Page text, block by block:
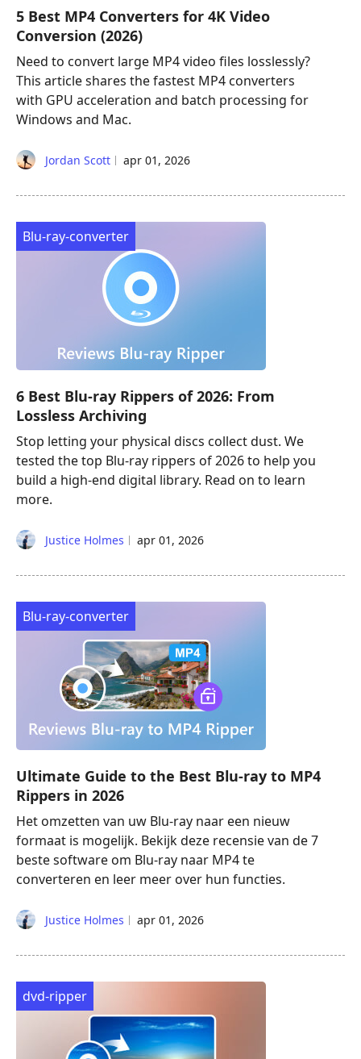
5 Best MP4 Converters for 4K Video
Conversion (2026)
Need to convert large MP4 video files losslessly?
This article shares the fastest MP4 converters
with GPU acceleration and batch processing for
Windows and Mac.
Jordan Scott apr 01, 2026
Blu-ray-converter
6 Best Blu-ray Rippers of 2026: From
Lossless Archiving
Stop letting your physical discs collect dust. We
tested the top Blu-ray rippers of 2026 to help you
build a high-end digital library. Read on to learn
more.
Justice Holmes apr 01, 2026
Blu-ray-converter
Ultimate Guide to the Best Blu-ray to MP4
Rippers in 2026
Het omzetten van uw Blu-ray naar een nieuw
formaat is mogelijk. Bekijk deze recensie van de 7
beste software om Blu-ray naar MP4 te
converteren en leer meer over hun functies.
Justice Holmes apr 01, 2026
dvd-ripper